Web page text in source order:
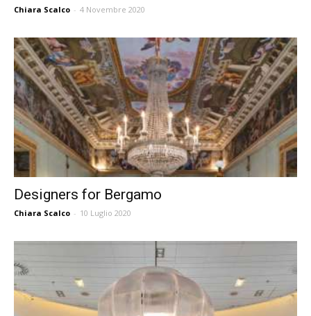
Chiara Scalco - 4 Novembre 2020
Designers for Bergamo
Chiara Scalco - 10 Luglio 2020